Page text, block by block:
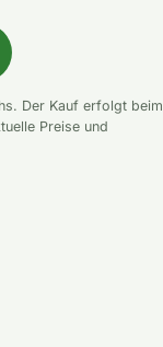
Der Kauf erfolgt beim
Preise und